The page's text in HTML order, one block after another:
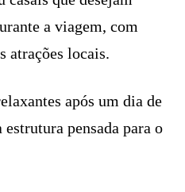
a viagem, com
atrações locais.
após um dia de
pensada para o